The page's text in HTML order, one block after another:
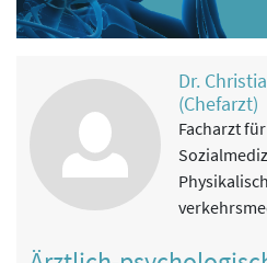
Dr.
(Chefarzt)
Facharzt